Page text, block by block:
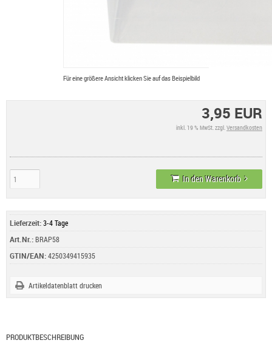
Für eine größere Ansicht klicken Sie auf das Beispielbild
3,95 EUR
inkl. 19 % MwSt. zzgl. Versandkosten
In den Warenkorb
Lieferzeit:3-4 Tage
Art.Nr.:BRAP58
GTIN/EAN:4250349415935
Artikeldatenblatt drucken
PRODUKTBESCHREIBUNG